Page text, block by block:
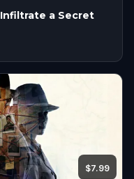
a Secret
$7.99